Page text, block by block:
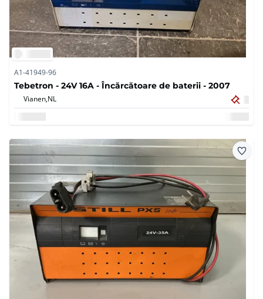
A1-41949-96
Tebetron - 24V 16A - Încărcătoare de baterii - 2007
Vianen,NL